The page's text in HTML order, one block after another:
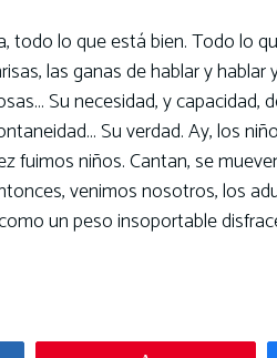
todo lo que está bien. Todo lo
las ganas de hablar y
Su necesidad, y capacidad,
Su verdad. Ay, los
niños. Cantan, se
venimos nosotros, los
un peso insoportable